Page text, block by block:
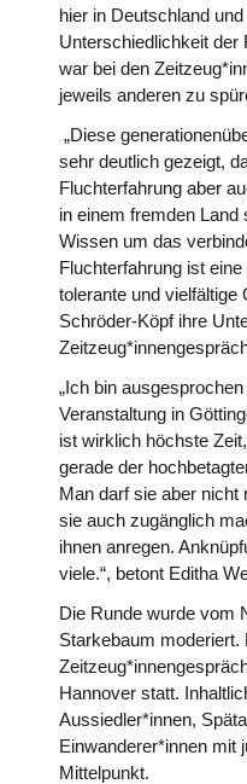
hier in Deutschland
Unterschiedlichkeit der
war bei den
jeweils anderen zu
„Diese
sehr deutlich gezeigt,
Fluchterfahrung aber
in einem fremden
Wissen um das
Fluchterfahrung ist
tolerante und vielfältige
Schröder-Köpf ihre
„Ich bin
Veranstaltung in
ist wirklich höchste
gerade der
Man darf sie aber
sie auch zugänglich
ihnen anregen.
viele.“, betont Editha
Die Runde wurde vom
Starkebaum moderiert.
Hannover statt.
Aussiedler*innen,
Einwanderer*innen mit
Mittelpunkt.